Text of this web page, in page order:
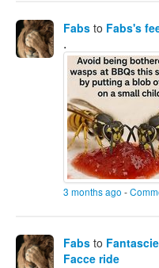
Fabs to Fabs's
.
3 months ago -
Fabs to
Facce ride